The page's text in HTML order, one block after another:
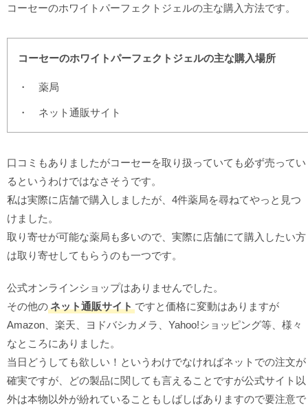
コーセーのホワイトパーフェクトジェルの主な購入方法です。
コーセーのホワイトパーフェクトジェルの主な購入場所
薬局
ネット通販サイト
口コミもありましたがコーセーを取り扱っていても必ず売ってい
るというわけではなさそうです。
私は実際に店舗で購入しましたが、4件薬局を尋ねてやっと見つ
けました。
取り寄せが可能な薬局も多いので、実際に店舗にて購入したい方
は取り寄せしてもらうのも一つです。
公式オンラインショップはありませんでした。
その他のネット通販サイト ですと価格に変動はありますが
Amazon、楽天、ヨドバシカメラ、Yahoo!ショッピング等、様々
なところにありました。
当日どうしても欲しい！というわけでなければネットでの注文が
確実ですが、どの製品に関しても言えることですが公式サイト以
外は本物以外が紛れていることもしばしばありますので要注意で